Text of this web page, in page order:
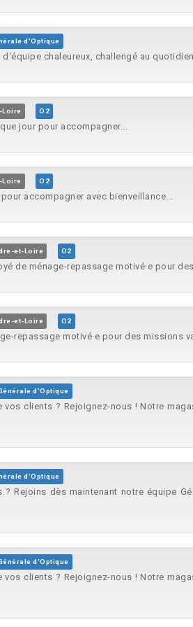
d'Optique
chaleureux, challengé au
Loire O2
jour pour accompagner...
Loire O2
accompagner avec bienveillance...
et-Loire O2
de ménage-repassage motivé·e pour
et-Loire O2
repassage motivé·e pour des missions
d'Optique
clients ? Rejoignez-nous ! Notre
d'Optique
dès maintenant notre équipe
d'Optique
clients ? Rejoignez-nous ! Notre